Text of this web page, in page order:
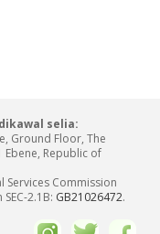
selia:
Ground Floor, The
Ebene, Republic of
Services Commission
2.1B: GB21026472.